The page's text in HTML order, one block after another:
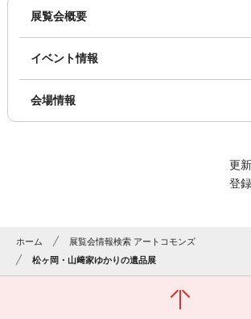
展覧会概要
イベント情報
会場情報
更
登
ホーム
展覧会情報検索 アートコモンズ
松ヶ岡・山﨑家ゆかりの遺品展